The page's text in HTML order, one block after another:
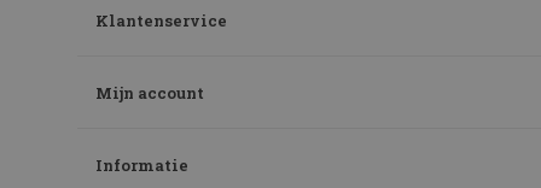
Klantenservice
Mijn account
Informatie